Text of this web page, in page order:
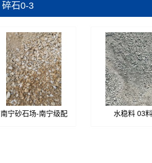
碎石0-3
南宁砂石场-南宁级配
水稳料 03料